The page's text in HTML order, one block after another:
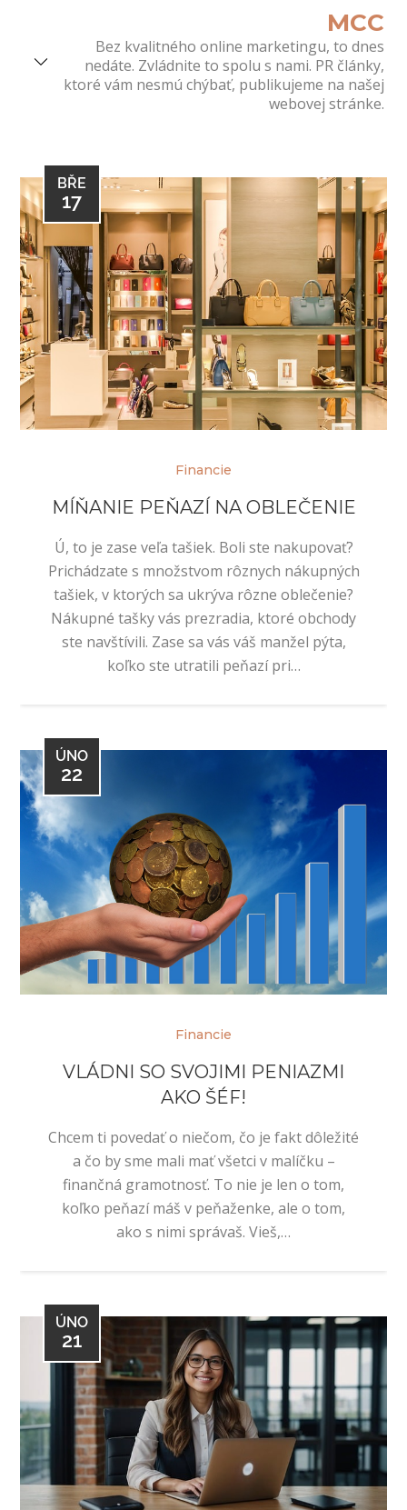
content
MCC
Bez kvalitného online marketingu, to dnes
nedáte. Zvládnite to spolu s nami. PR články,
ktoré vám nesmú chýbať, publikujeme na našej
webovej stránke.
BŘE
17
Financie
MÍŇANIE PEŇAZÍ NA OBLEČENIE
Ú, to je zase veľa tašiek. Boli ste nakupovať?
Prichádzate s množstvom rôznych nákupných
tašiek, v ktorých sa ukrýva rôzne oblečenie?
Nákupné tašky vás prezradia, ktoré obchody
ste navštívili. Zase sa vás váš manžel pýta,
koľko ste utratili peňazí pri…
ÚNO
22
Financie
VLÁDNI SO SVOJIMI PENIAZMI
AKO ŠÉF!
Chcem ti povedať o niečom, čo je fakt dôležité
a čo by sme mali mať všetci v malíčku –
finančná gramotnosť. To nie je len o tom,
koľko peňazí máš v peňaženke, ale o tom,
ako s nimi správaš. Vieš,…
ÚNO
21